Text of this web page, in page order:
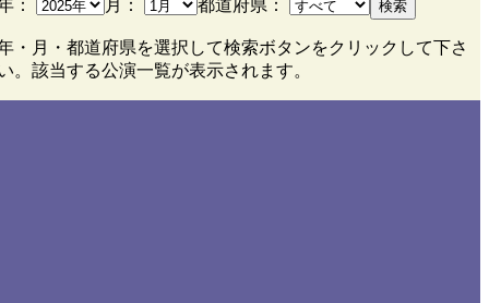
： 月： 都道府県： 検索
・月・都道府県を選択して検索ボタンをクリックして下さ
。該当する公演一覧が表示されます。